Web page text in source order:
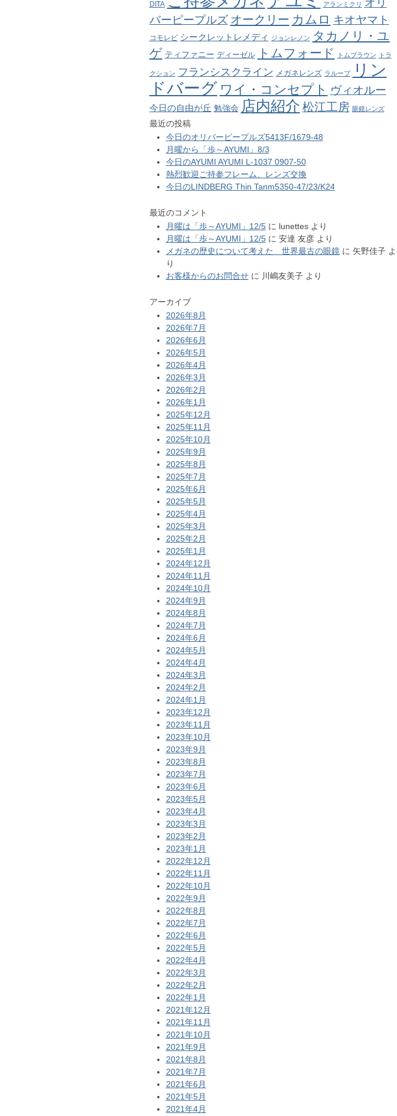
DITA アランミクリ
オリ
バーピープルズ オークリー カムロ キオヤマト
コモレビ シークレットレメディ ジョンレノン タカノリ・ユ
ゲ ティファニー ディーゼル トムフォード トムブラウン トラ
クション フランシスクライン メガネレンズ ラループ
リン
ドバーグ ワイ・コンセプト ヴィオルー
今日の自由が丘 勉強会 店内紹介 松江工房 眼鏡レンズ
最近の投稿
今日のオリバーピープルズ5413F/1679-48
月曜から「歩～AYUMI」8/3
今日のAYUMI AYUMI L-1037 0907-50
熱烈歓迎ご持参フレーム、レンズ交換
今日のLINDBERG Thin Tanm5350-47/23/K24
最近のコメント
月曜は「歩～AYUMI」12/5に lunettesより
月曜は「歩～AYUMI」12/5に 安達 友彦より
メガネの歴史について考えた 世界最古の眼鏡に 矢野佳子よ
り
お客様からのお問合せに 川嶋友美子より
アーカイブ
2026年8月
2026年7月
2026年6月
2026年5月
2026年4月
2026年3月
2026年2月
2026年1月
2025年12月
2025年11月
2025年10月
2025年9月
2025年8月
2025年7月
2025年6月
2025年5月
2025年4月
2025年3月
2025年2月
2025年1月
2024年12月
2024年11月
2024年10月
2024年9月
2024年8月
2024年7月
2024年6月
2024年5月
2024年4月
2024年3月
2024年2月
2024年1月
2023年12月
2023年11月
2023年10月
2023年9月
2023年8月
2023年7月
2023年6月
2023年5月
2023年4月
2023年3月
2023年2月
2023年1月
2022年12月
2022年11月
2022年10月
2022年9月
2022年8月
2022年7月
2022年6月
2022年5月
2022年4月
2022年3月
2022年2月
2022年1月
2021年12月
2021年11月
2021年10月
2021年9月
2021年8月
2021年7月
2021年6月
2021年5月
2021年4月